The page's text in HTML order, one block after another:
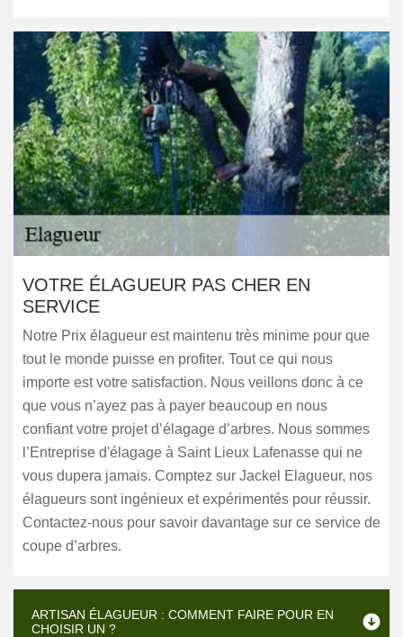
VOTRE ÉLAGUEUR PAS CHER EN
SERVICE
Notre Prix élagueur est maintenu très minime pour que
tout le monde puisse en profiter. Tout ce qui nous
importe est votre satisfaction. Nous veillons donc à ce
que vous n’ayez pas à payer beaucoup en nous
confiant votre projet d’élagage d’arbres. Nous sommes
l’Entreprise d'élagage à Saint Lieux Lafenasse qui ne
vous dupera jamais. Comptez sur Jackel Elagueur, nos
élagueurs sont ingénieux et expérimentés pour réussir.
Contactez-nous pour savoir davantage sur ce service de
coupe d’arbres.
ARTISAN ÉLAGUEUR : COMMENT FAIRE POUR EN
CHOISIR UN ?